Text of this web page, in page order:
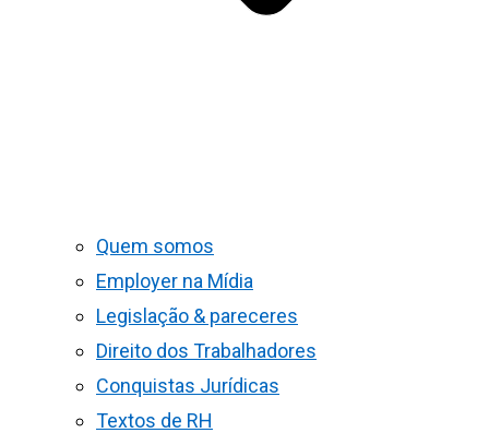
Quem somos
Employer na Mídia
Legislação & pareceres
Direito dos Trabalhadores
Conquistas Jurídicas
Textos de RH